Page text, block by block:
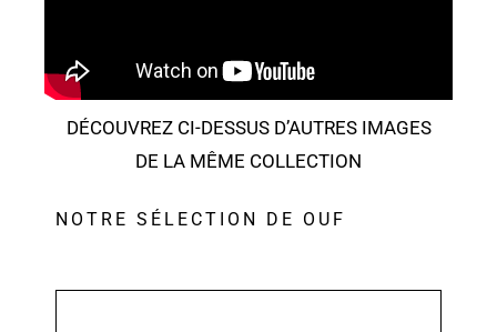
DÉCOUVREZ CI-DESSUS D’AUTRES IMAGES
DE LA MÊME COLLECTION
NOTRE SÉLECTION DE OUF